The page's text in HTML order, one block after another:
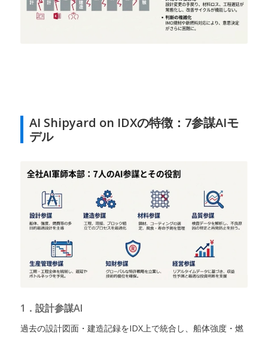
AI Shipyard on IDXの特徴：7参謀AIモ
デル
1．設計参謀AI
過去の設計図面・建造記録をIDX上で統合し、船体強度・燃